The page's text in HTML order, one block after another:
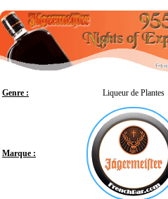
Genre : Liqueur de Plantes
Marque :